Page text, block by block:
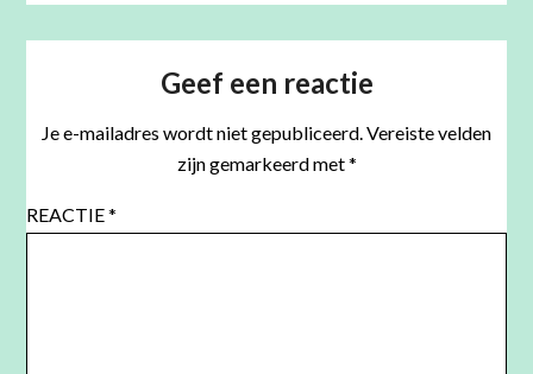
Geef een reactie
Je e-mailadres wordt niet gepubliceerd.Vereiste velden
zijn gemarkeerd met*
REACTIE*